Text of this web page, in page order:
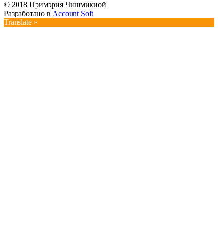
© 2018 Примэрия Чишмикиой
Разработано в Account Soft
Translate »